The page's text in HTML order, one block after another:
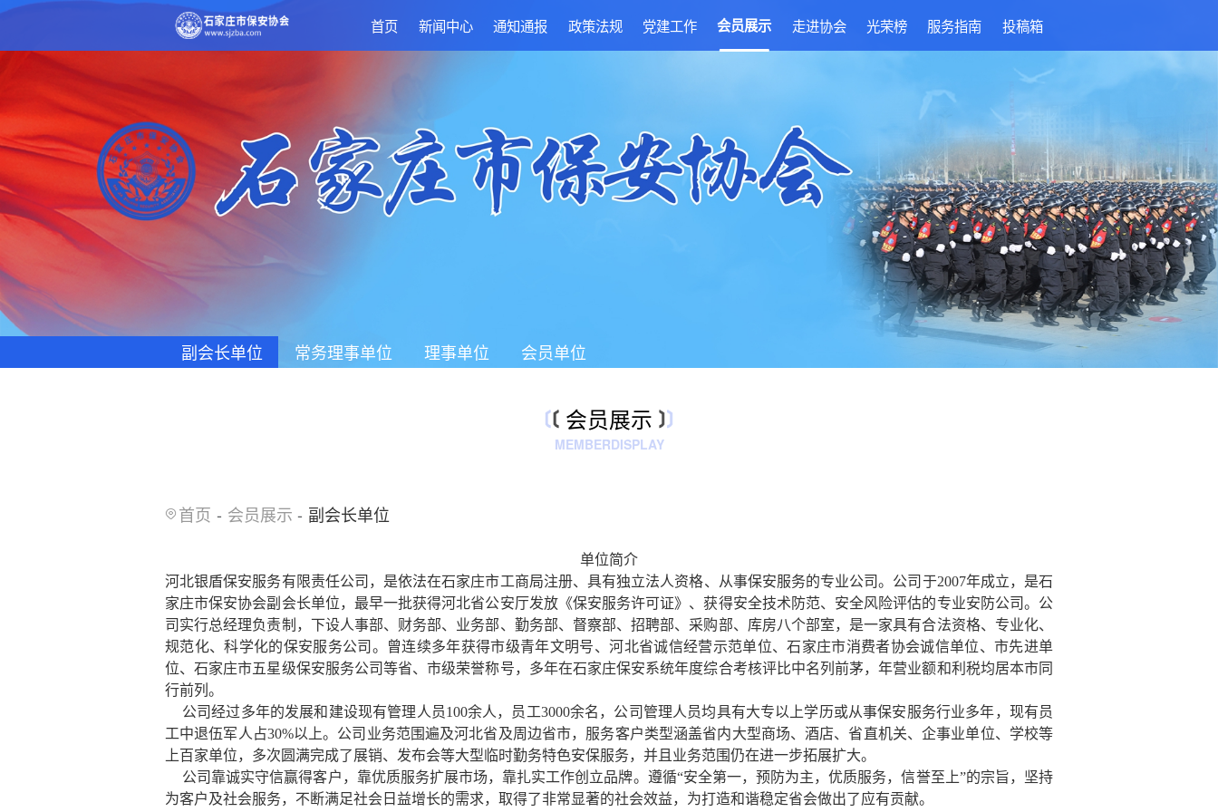
首页 新闻中心 通知通报 政策法规 党建工作 会员展示 走进协会 光荣榜 服务指南 投稿箱
副会长单位 常务理事单位 理事单位 会员单位
会员展示
MEMBERDISPLAY
首页 会员展示 副会长单位
单位简介
河北银盾保安服务有限责任公司，是依法在石家庄市工商局注册、具有独立法人资格、从事保安服务的专业公司。公司于2007年成立，是石
家庄市保安协会副会长单位，最早一批获得河北省公安厅发放《保安服务许可证》、获得安全技术防范、安全风险评估的专业安防公司。公
司实行总经理负责制，下设人事部、财务部、业务部、勤务部、督察部、招聘部、采购部、库房八个部室，是一家具有合法资格、专业化、
规范化、科学化的保安服务公司。曾连续多年获得市级青年文明号、河北省诚信经营示范单位、石家庄市消费者协会诚信单位、市先进单
位、石家庄市五星级保安服务公司等省、市级荣誉称号，多年在石家庄保安系统年度综合考核评比中名列前茅，年营业额和利税均居本市同
行前列。
公司经过多年的发展和建设现有管理人员100余人，员工3000余名，公司管理人员均具有大专以上学历或从事保安服务行业多年，现有员
工中退伍军人占30%以上。公司业务范围遍及河北省及周边省市，服务客户类型涵盖省内大型商场、酒店、省直机关、企事业单位、学校等
上百家单位，多次圆满完成了展销、发布会等大型临时勤务特色安保服务，并且业务范围仍在进一步拓展扩大。
公司靠诚实守信赢得客户，靠优质服务扩展市场，靠扎实工作创立品牌。遵循“安全第一，预防为主，优质服务，信誉至上”的宗旨，坚持
为客户及社会服务，不断满足社会日益增长的需求，取得了非常显著的社会效益，为打造和谐稳定省会做出了应有贡献。